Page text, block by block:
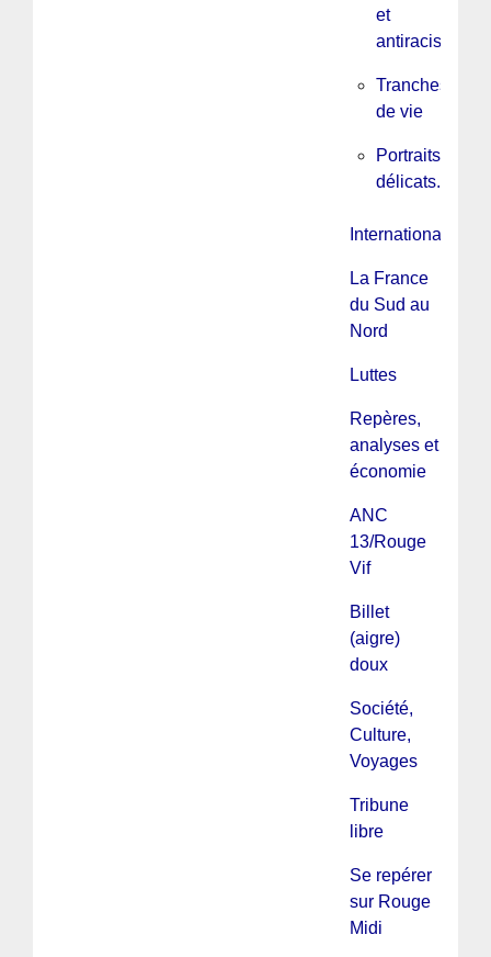
et
antiracisme
Tranches
de vie
Portraits
délicats...
International
La France
du Sud au
Nord
Luttes
Repères,
analyses et
économie
ANC
13/Rouge
Vif
Billet
(aigre)
doux
Société,
Culture,
Voyages
Tribune
libre
Se repérer
sur Rouge
Midi